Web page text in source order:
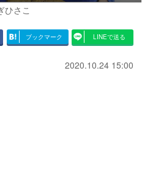
ひさこ
ブックマーク LINEで送る
2020.10.24 15:00